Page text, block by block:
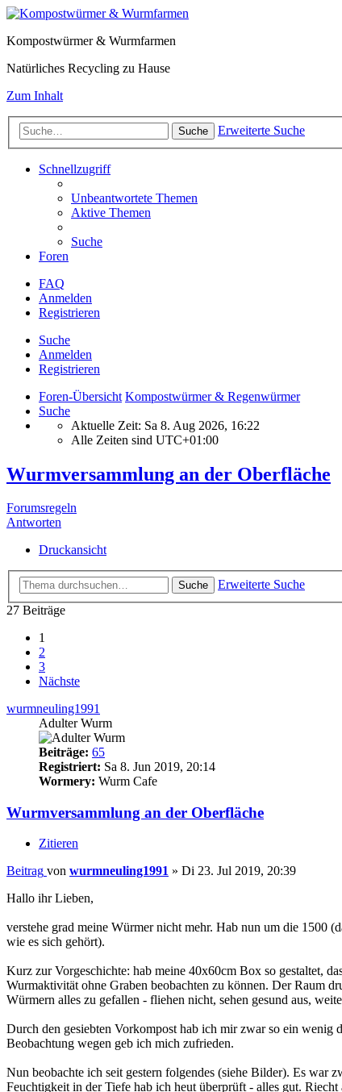
Kompostwürmer & Wurmfarmen
Natürliches Recycling zu Hause
Zum Inhalt
Suche Erweiterte Suche
Schnellzugriff
Unbeantwortete Themen
Aktive Themen
Suche
Foren
FAQ
Anmelden
Registrieren
Suche
Anmelden
Registrieren
Foren-Übersicht Kompostwürmer & Regenwürmer
Suche
Aktuelle Zeit: Sa 8. Aug 2026, 16:22
Alle Zeiten sind UTC+01:00
Wurmversammlung an der Oberfläche
Forumsregeln
Antworten
Druckansicht
Suche
Erweiterte Suche
27 Beiträge
1
2
3
Nächste
wurmneuling1991
Adulter Wurm
Beiträge: 65
Registriert: Sa 8. Jun 2019, 20:14
Wormery: Wurm Cafe
Wurmversammlung an der Oberfläche
Zitieren
Beitrag von wurmneuling1991 » Di 23. Jul 2019, 20:39
Hallo ihr Lieben,
verstehe grad meine Würmer nicht mehr. Hab nun um die 1500
wie es sich gehört).
Kurz zur Vorgeschichte: hab meine 40x60cm Box so gestaltet,
Wurmaktivität ohne Graben beobachten zu können. Der Raum
Würmern alles zu gefallen - fliehen nicht, sehen gesund aus,
Durch den gesiebten Vorkompost hab ich mir zwar so ein wenig
Beobachtung wegen geb ich mich zufrieden.
Nun beobachte ich seit gestern folgendes (siehe Bilder). Es war
Feuchtigkeit in der Tiefe hab ich heut überprüft - alles gut.